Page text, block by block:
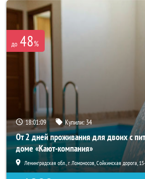
до 48%
18:01:07 Купили: 34
От 2 дней проживания для двоих с
доме «Кают-компания»
Ленинградская обл., г. Ломоносов, Сойкинская дорога,